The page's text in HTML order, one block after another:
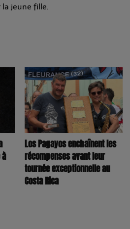
jeune fille.
Los Pagayos enchaînent les
récompenses avant leur
tournée exceptionnelle au
Costa Rica